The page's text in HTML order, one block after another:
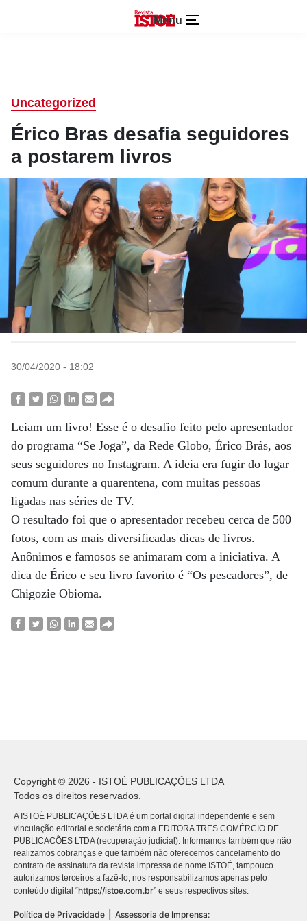
Menu
Uncategorized
Érico Bras desafia seguidores
a postarem livros
30/04/2020 - 18:02
Leiam um livro! Esse é o desafio feito pelo apresentador
do programa “Se Joga”, da Rede Globo, Érico Brás, aos
seus seguidores no Instagram. A ideia era fugir do lugar
comum durante a quarentena, com muitas pessoas
ligadas nas séries de TV.
O resultado foi que o apresentador recebeu cerca de 500
fotos, com as mais diversificadas dicas de livros.
Anônimos e famosos se animaram com a iniciativa. A
dica de Érico e seu livro favorito é “Os pescadores”, de
Chigozie Obioma.
Copyright © 2026 - ISTOÉ PUBLICAÇÕES LTDA
Todos os direitos reservados.
A ISTOÉ PUBLICAÇÕES LTDA é um portal digital independente e sem
vinculação editorial e societária com a EDITORA TRES COMÉRCIO DE
PUBLICACÕES LTDA (recuperação judicial). Informamos também que não
realizamos cobranças e que também não oferecemos cancelamento do
contrato de assinatura da revista impressa de nome ISTOÉ, tampouco
autorizamos terceiros a fazê-lo, nos responsabilizamos apenas pelo
conteúdo digital “https://istoe.com.br” e seus respectivos sites.
Política de Privacidade Assessoria de Imprensa: